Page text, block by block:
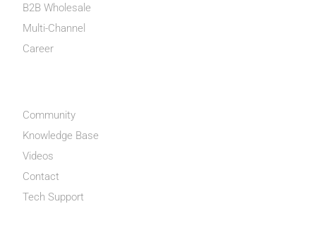
B2B Wholesale
Multi-Channel
Career
Community
Knowledge Base
Videos
Contact
Tech Support